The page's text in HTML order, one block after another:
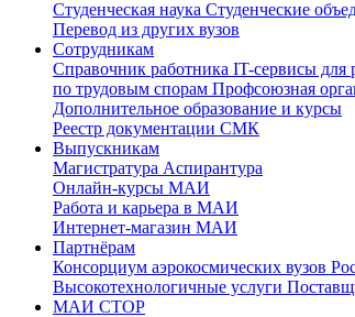
Студенческая наука Студенческие
Перевод из других вузов
Сотрудникам
Cправочник работника IT-сервисы для
по трудовым спорам Профсоюзная
Дополнительное образование и курсы
Реестр документации СМК
Выпускникам
Магистратура Аспирантура
Онлайн-курсы МАИ
Работа и карьера в МАИ
Интернет-магазин МАИ
Партнёрам
Консорциум аэрокосмических вузов
Высокотехнологичные услуги
МАИ СТОР